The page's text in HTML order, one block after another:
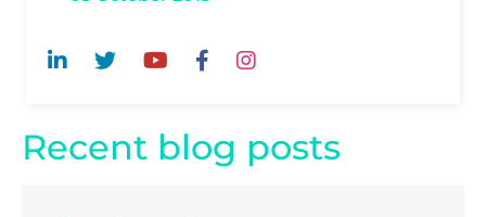
Recent blog posts